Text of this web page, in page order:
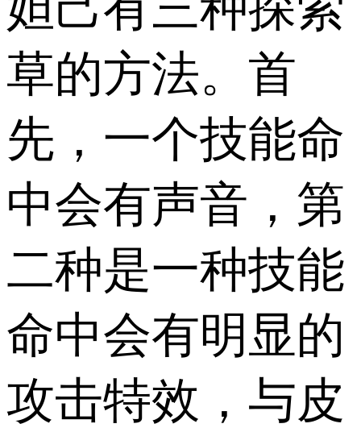
草的方法。首
先，一个技能命
中会有声音，第
二种是一种技能
命中会有明显的
攻击特效，与皮